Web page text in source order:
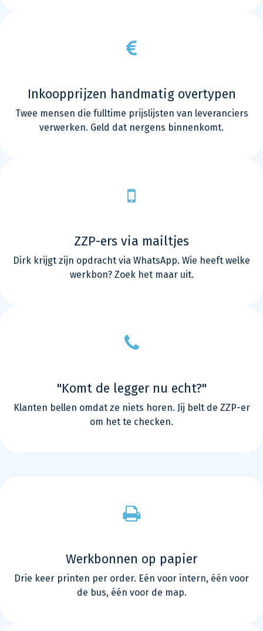
Inkoopprijzen handmatig overtypen
Twee mensen die fulltime prijslijsten van leveranciers
verwerken. Geld dat nergens binnenkomt.
ZZP-ers via mailtjes
Dirk krijgt zijn opdracht via WhatsApp. Wie heeft welke
werkbon? Zoek het maar uit.
"Komt de legger nu echt?"
Klanten bellen omdat ze niets horen. Jij belt de ZZP-er
om het te checken.
Werkbonnen op papier
Drie keer printen per order. Eén voor intern, één voor
de bus, één voor de map.